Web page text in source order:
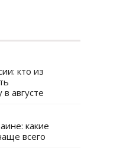
кто из
августе
какие
всего